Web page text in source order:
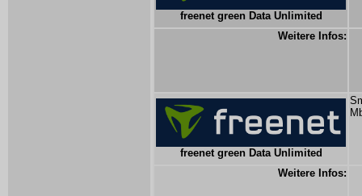
freenet green Data Unlimited
Weitere Infos:
freenet green Data Unlimited
Weitere Infos: